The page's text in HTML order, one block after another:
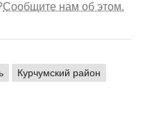
Сообщите нам об этом.
Курчумский район